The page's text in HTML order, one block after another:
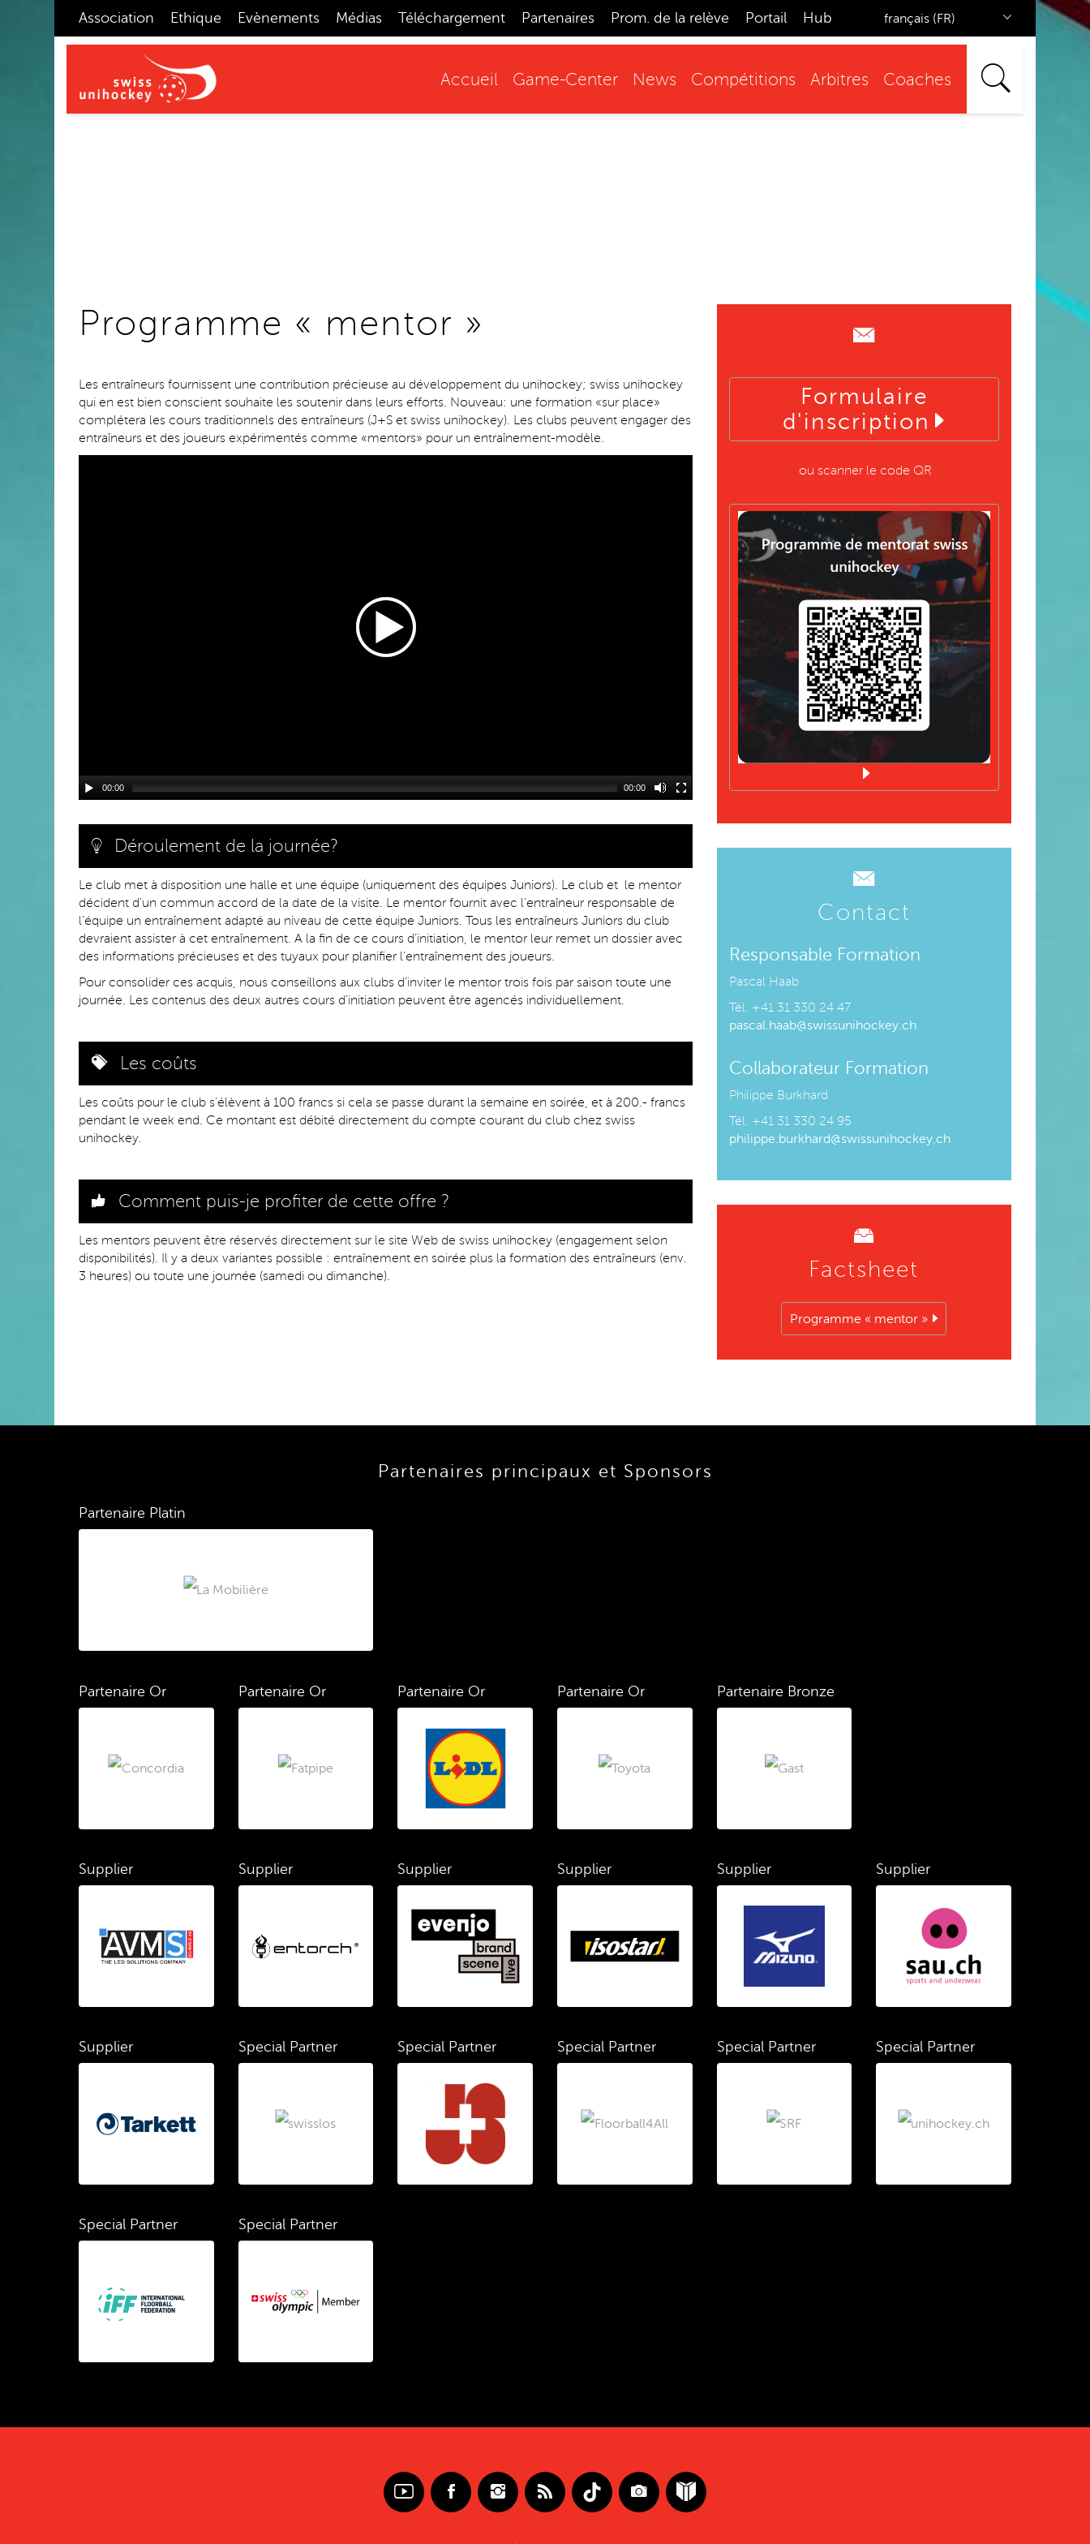
Association Ethique Evènements Médias Téléchargement Partenaires Prom. de la relève Portail Hub français (FR)
Accueil Game-Center News Compétitions Arbitres Coaches
Programme « mentor »
Les entraîneurs fournissent une contribution précieuse au développement du unihockey; swiss unihockey
qui en est bien conscient souhaite les soutenir dans leurs efforts. Nouveau: une formation «sur place»
complétera les cours traditionnels des entraîneurs (J+S et swiss unihockey). Les clubs peuvent engager des
entraîneurs et des joueurs expérimentés comme «mentors» pour un entraînement-modèle.
00:00 00:00
Déroulement de la journée?
Le club met à disposition une halle et une équipe (uniquement des équipes Juniors). Le club et le mentor
décident d’un commun accord de la date de la visite. Le mentor fournit avec l’entraîneur responsable de
l’équipe un entraînement adapté au niveau de cette équipe Juniors. Tous les entraîneurs Juniors du club
devraient assister à cet entraînement. A la fin de ce cours d’initiation, le mentor leur remet un dossier avec
des informations précieuses et des tuyaux pour planifier l’entraînement des joueurs.
Pour consolider ces acquis, nous conseillons aux clubs d’inviter le mentor trois fois par saison toute une
journée. Les contenus des deux autres cours d’initiation peuvent être agencés individuellement.
Les coûts
Les coûts pour le club s’élèvent à 100 francs si cela se passe durant la semaine en soirée, et à 200.- francs
pendant le week end. Ce montant est débité directement du compte courant du club chez swiss
unihockey.
Comment puis-je profiter de cette offre ?
Les mentors peuvent être réservés directement sur le site Web de swiss unihockey (engagement selon
disponibilités). Il y a deux variantes possible : entraînement en soirée plus la formation des entraîneurs (env.
3 heures) ou toute une journée (samedi ou dimanche).
Formulaire
d'inscription
ou scanner le code QR
Contact
Responsable Formation
Pascal Haab
Tél. +41 31 330 24 47
pascal.haab@swissunihockey.ch
Collaborateur Formation
Philippe Burkhard
Tél. +41 31 330 24 95
philippe.burkhard@swissunihockey.ch
Factsheet
Programme « mentor »
Partenaires principaux et Sponsors
Partenaire Platin
Partenaire Or Partenaire Or Partenaire Or Partenaire Or Partenaire Bronze
Supplier Supplier Supplier Supplier Supplier Supplier
Supplier Special Partner Special Partner Special Partner Special Partner Special Partner
Special Partner Special Partner